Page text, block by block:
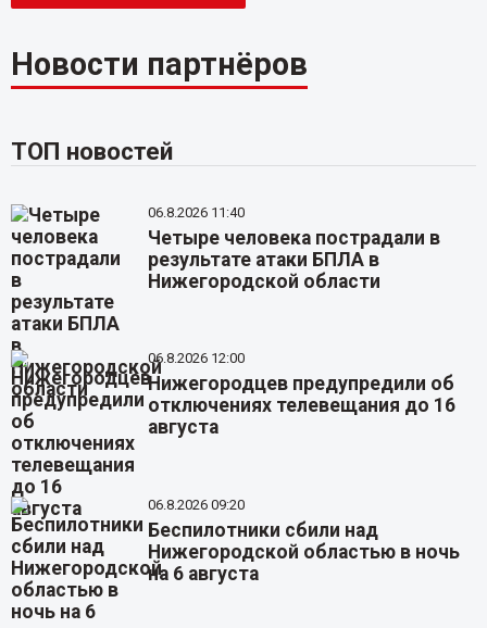
Новости партнёров
ТОП новостей
06.8.2026 11:40
Четыре человека пострадали в
результате атаки БПЛА в
Нижегородской области
06.8.2026 12:00
Нижегородцев предупредили об
отключениях телевещания до 16
августа
06.8.2026 09:20
Беспилотники сбили над
Нижегородской областью в ночь
на 6 августа